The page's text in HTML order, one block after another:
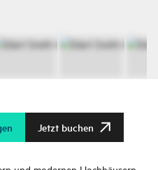
Jetzt buchen